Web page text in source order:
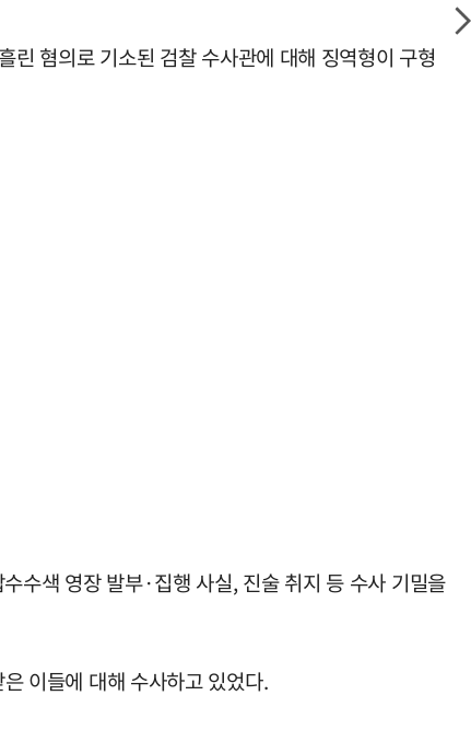
혐의로 기소된 검찰 수사관에 대해 징역형이 구형
수색 영장 발부·집행 사실, 진술 취지 등 수사 기밀을
이들에 대해 수사하고 있었다.